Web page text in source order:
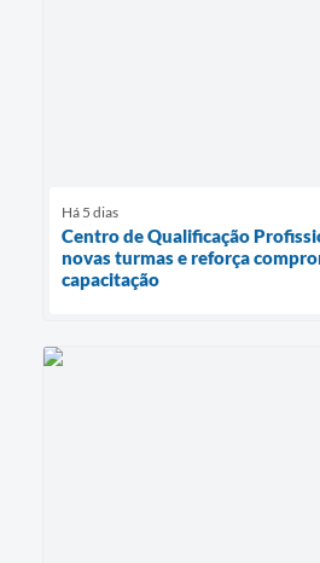
Há 5 dias
Centro de Qualificação
novas turmas e reforça
capacitação